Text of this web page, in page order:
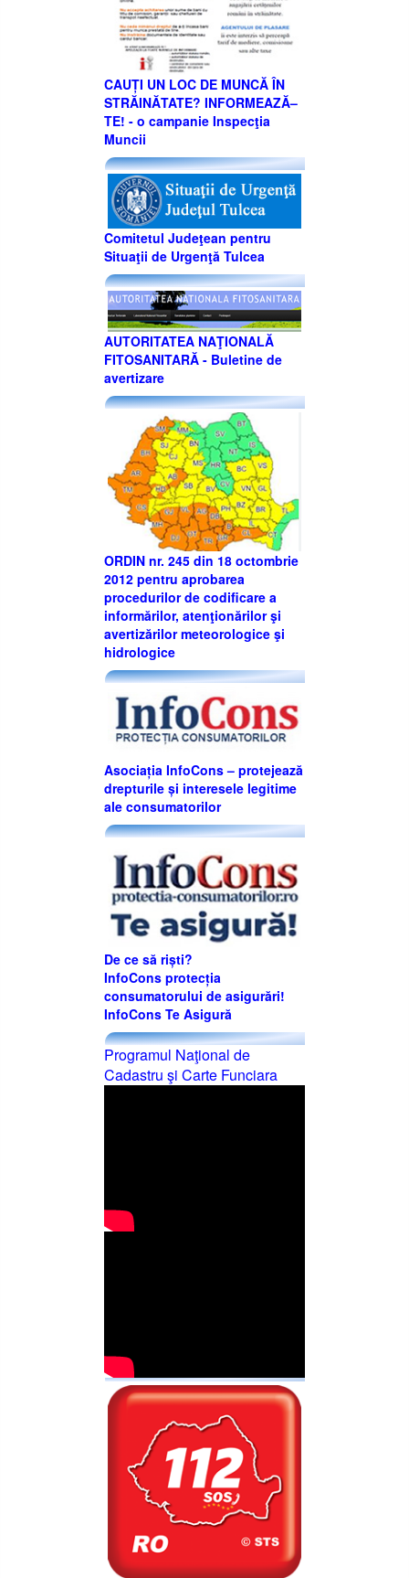
CAUȚI UN LOC DE MUNCĂ ÎN
STRĂINĂTATE? INFORMEAZĂ–
TE! - o campanie Inspecţia
Muncii
Comitetul Judeţean pentru
Situaţii de Urgenţă Tulcea
AUTORITATEA NAŢIONALĂ
FITOSANITARĂ - Buletine de
avertizare
ORDIN nr. 245 din 18 octombrie
2012 pentru aprobarea
procedurilor de codificare a
informărilor, atenţionărilor şi
avertizărilor meteorologice şi
hidrologice
Asociația InfoCons – protejează
drepturile și interesele legitime
ale consumatorilor
De ce să riști?
InfoCons protecția
consumatorului de asigurări!
InfoCons Te Asigură
Programul Naţional de
Cadastru şi Carte Funciara